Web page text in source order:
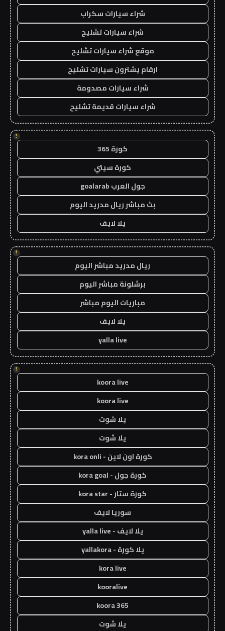
شراء سيارات سكراب
شراء سيارات تشليح
موقع شراء سيارات تشليح
ارقام يشترون سيارات تشليح
شراء سيارات مصدومة
شراء سيارات قديمة تشليح
!
كورة 365
كورة سيتي
جول العرب goalarab
بث مباشر ريال مدريد اليوم
يلا لايف
!
ريال مدريد مباشر اليوم
برشلونة مباشر اليوم
مباريات اليوم مباشر
يلا لايف
yalla live
!
koora live
koora live
يلا شوت
يلا شوت
كورة اون لاين - kora onli
كورة جول - kora goal
كورة ستار - kora star
سوريا لايف
يلا لايف - yalla live
يلا كورة - yallakora
kora live
kooralive
koora 365
يلا شوت